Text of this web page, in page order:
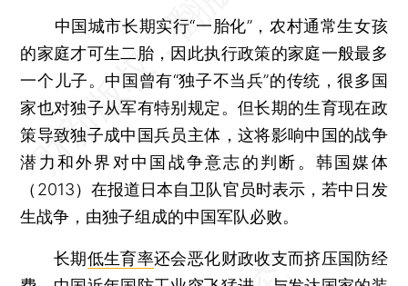
中国城市长期实行“一胎化”，农村通常生女孩
的家庭才可生二胎，因此执行政策的家庭一般最多
一个儿子。中国曾有“独子不当兵”的传统，很多国
家也对独子从军有特别规定。但长期的生育现在政
策导致独子成中国兵员主体，这将影响中国的战争
潜力和外界对中国战争意志的判断。韩国媒体
（2013）在报道日本自卫队官员时表示，若中日发
生战争，由独子组成的中国军队必败。
长期低生育率还会恶化财政收支而挤压国防经